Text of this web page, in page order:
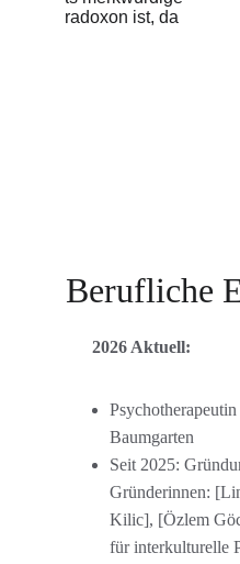
Berufliche
2026 Aktuell:
Baumgarten
Seit 2025:
Gründerinnen:
Kilic], [Özlem
für interkulturelle